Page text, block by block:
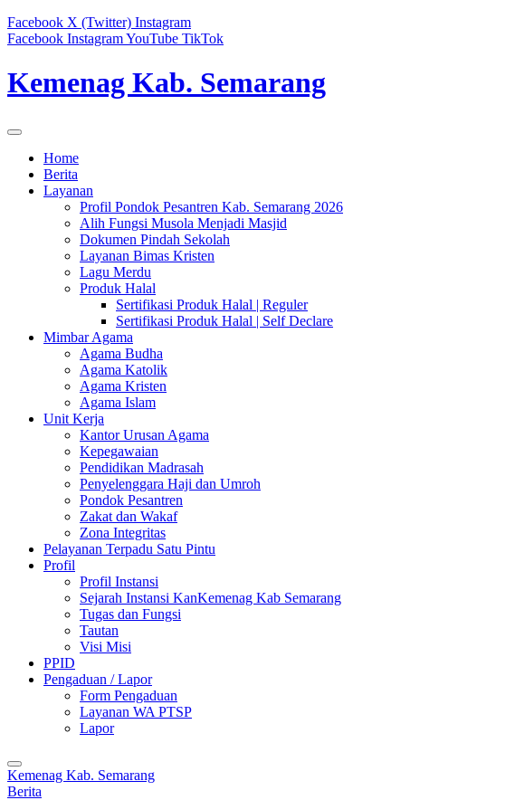
Facebook X (Twitter) Instagram
Facebook InstagramYouTube TikTok
Kemenag Kab. Semarang
Home
Berita
Layanan
Profil Pondok Pesantren Kab. Semarang 2026
Alih Fungsi Musola Menjadi Masjid
Dokumen Pindah Sekolah
Layanan Bimas Kristen
Lagu Merdu
Produk Halal
Sertifikasi Produk Halal | Reguler
Sertifikasi Produk Halal | Self Declare
Mimbar Agama
Agama Budha
Agama Katolik
Agama Kristen
Agama Islam
Unit Kerja
Kantor Urusan Agama
Kepegawaian
Pendidikan Madrasah
Penyelenggara Haji dan Umroh
Pondok Pesantren
Zakat dan Wakaf
Zona Integritas
Pelayanan Terpadu Satu Pintu
Profil
Profil Instansi
Sejarah Instansi KanKemenag Kab Semarang
Tugas dan Fungsi
Tautan
Visi Misi
PPID
Pengaduan / Lapor
Form Pengaduan
Layanan WA PTSP
Lapor
Kemenag Kab. Semarang
Berita